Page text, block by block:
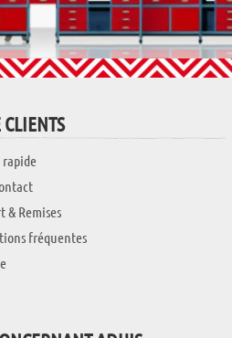
rapide
& Remises
fréquentes